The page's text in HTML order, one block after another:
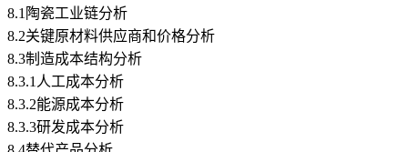
8.1陶瓷工业链分析
8.2关键原材料供应商和价格分析
8.3制造成本结构分析
8.3.1人工成本分析
8.3.2能源成本分析
8.3.3研发成本分析